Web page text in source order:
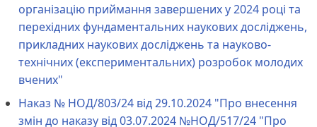
організацію приймання завершених у 2024 році та
перехідних фундаментальних наукових досліджень,
прикладних наукових досліджень та науково-
технічних (експериментальних) розробок молодих
вчених"
Наказ № НОД/803/24 від 29.10.2024 "Про внесення
змін до наказу від 03.07.2024 №НОД/517/24 "Про